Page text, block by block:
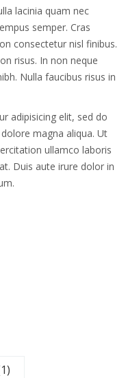
lacinia quam nec
semper. Cras
consectetur nisl finibus.
risus. In non neque
Nulla faucibus risus in
adipisicing elit, sed do
magna aliqua. Ut
ullamco laboris
Duis aute irure dolor in